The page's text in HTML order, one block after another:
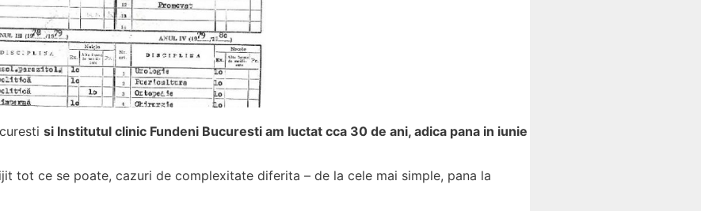
si Institutul clinic Fundeni Bucuresti am luctat cca 30 de ani, adica pana in iunie
tot ce se poate, cazuri de complexitate diferita – de la cele mai simple, pana la